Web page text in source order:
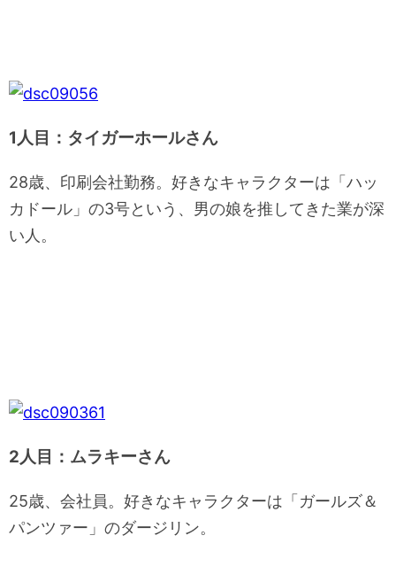
1人目：タイガーホールさん
28歳、印刷会社勤務。好きなキャラクターは「ハッ
カドール」の3号という、男の娘を推してきた業が深
い人。
2人目：ムラキーさん
25歳、会社員。好きなキャラクターは「ガールズ＆
パンツァー」のダージリン。